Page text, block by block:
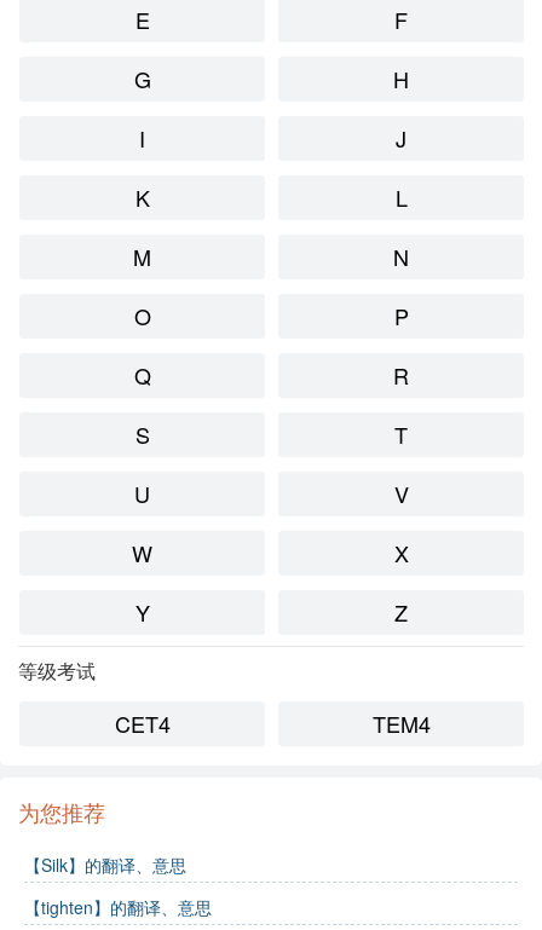
E
F
G
H
I
J
K
L
M
N
O
P
Q
R
S
T
U
V
W
X
Y
Z
等级考试
CET4 TEM4
为您推荐
【Silk】的翻译、意思
【tighten】的翻译、意思